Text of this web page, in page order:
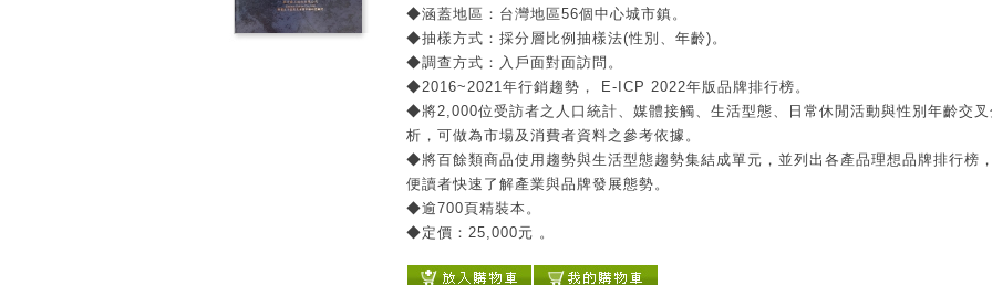
◆涵蓋地區：台灣地區56個中心城市鎮。
◆抽樣方式：採分層比例抽樣法(性別、年齡)。
◆調查方式：入戶面對面訪問。
◆2016~2021年行銷趨勢， E-ICP 2022年版品牌排行榜。
◆將2,000位受訪者之人口統計、媒體接觸、生活型態、日常休閒活動與性別年齡交叉
析，可做為市場及消費者資料之參考依據。
◆將百餘類商品使用趨勢與生活型態趨勢集結成單元，並列出各產品理想品牌排行榜
便讀者快速了解產業與品牌發展態勢。
◆逾700頁精裝本。
◆定價：25,000元 。